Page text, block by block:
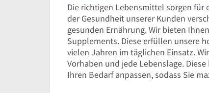
Die richtigen Lebensmittel sorgen für
der Gesundheit unserer Kunden
gesunden Ernährung. Wir bieten
Supplements. Diese erfüllen unsere
vielen Jahren im täglichen Einsatz.
Vorhaben und jede Lebenslage.
Ihren Bedarf anpassen, sodass Sie